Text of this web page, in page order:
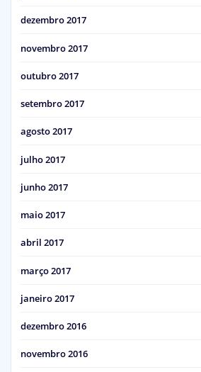
dezembro 2017
novembro 2017
outubro 2017
setembro 2017
agosto 2017
julho 2017
junho 2017
maio 2017
abril 2017
março 2017
janeiro 2017
dezembro 2016
novembro 2016